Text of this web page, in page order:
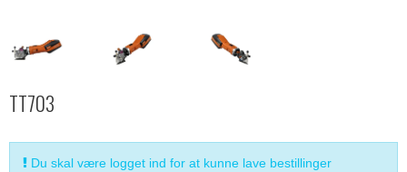
TT703
Du skal være logget ind for at kunne lave bestillinger